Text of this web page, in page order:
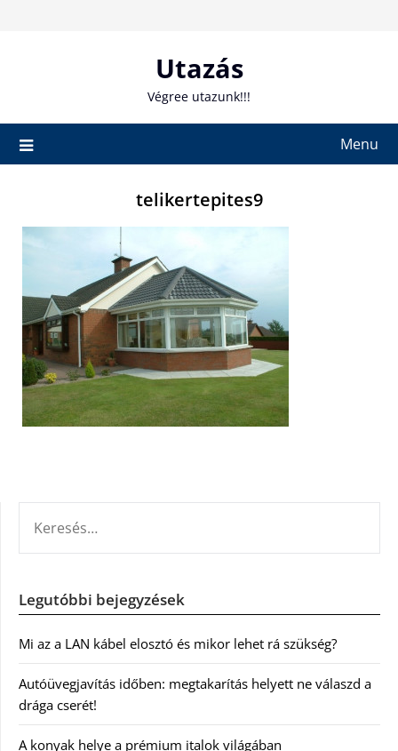
Utazás
Végree utazunk!!!
Menu
telikertepites9
Legutóbbi bejegyzések
Mi az a LAN kábel elosztó és mikor lehet rá szükség?
Autóüvegjavítás időben: megtakarítás helyett ne válaszd a
drága cserét!
A konyak helye a prémium italok világában